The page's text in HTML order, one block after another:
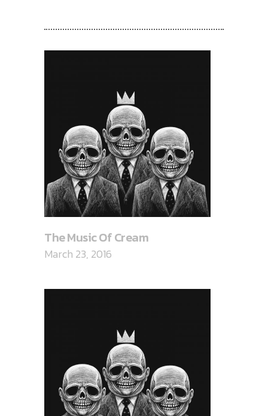
The Music Of Cream
March 23, 2016